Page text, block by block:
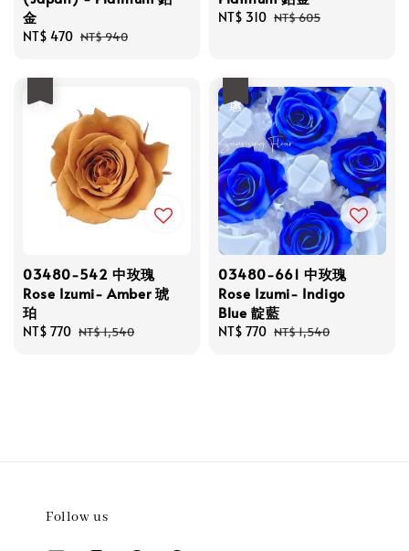
金
Sale
NT$ 470 Regular
NT$ 940
Sale
NT$ 310 Regular
NT$ 605
03480-542 中玫瑰
Rose Izumi- Amber 琥
珀
Sale
NT$ 770 Regular
NT$ 1,540
03480-661 中玫瑰
Rose Izumi- Indigo
Blue 靛藍
Sale
NT$ 770 Regular
NT$ 1,540
Follow us